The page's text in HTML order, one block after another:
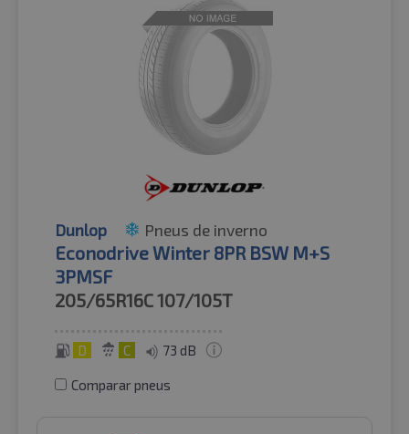
Dunlop Pneus de inverno
Econodrive Winter 8PR BSW M+S
3PMSF
205/65R16C107/105T
D C 73 dB
Comparar pneus